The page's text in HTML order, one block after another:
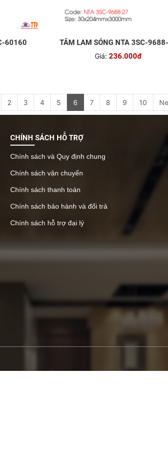
60160 TẤM LAM SÓNG NTA 3SC-
Giá: 236.000đ
2 3 4 5 6 7 8 9 10
CHÍNH SÁCH HỖ TRỢ
Chính sách và Quy định chung
Chính sách vận chuyển
Chính sách thanh toán
Chính sách bảo hành và đổi trả
Chính sách hỗ trợ đại lý